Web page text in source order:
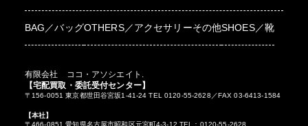
BAG／バッグOTHERS／アクセサリーその他SHOES／靴
有限会社 ココ・アソシエイト.
【宅配買取・委託受付センター】
〒156-0051 東京都世田谷宮坂1-41-24 TEL 0120-55-2628／FAX 03-6413-1584
【本社】
〒466-0851 愛知県名古屋市昭和区元宮町4-3-12 TEL：0120-55-2628